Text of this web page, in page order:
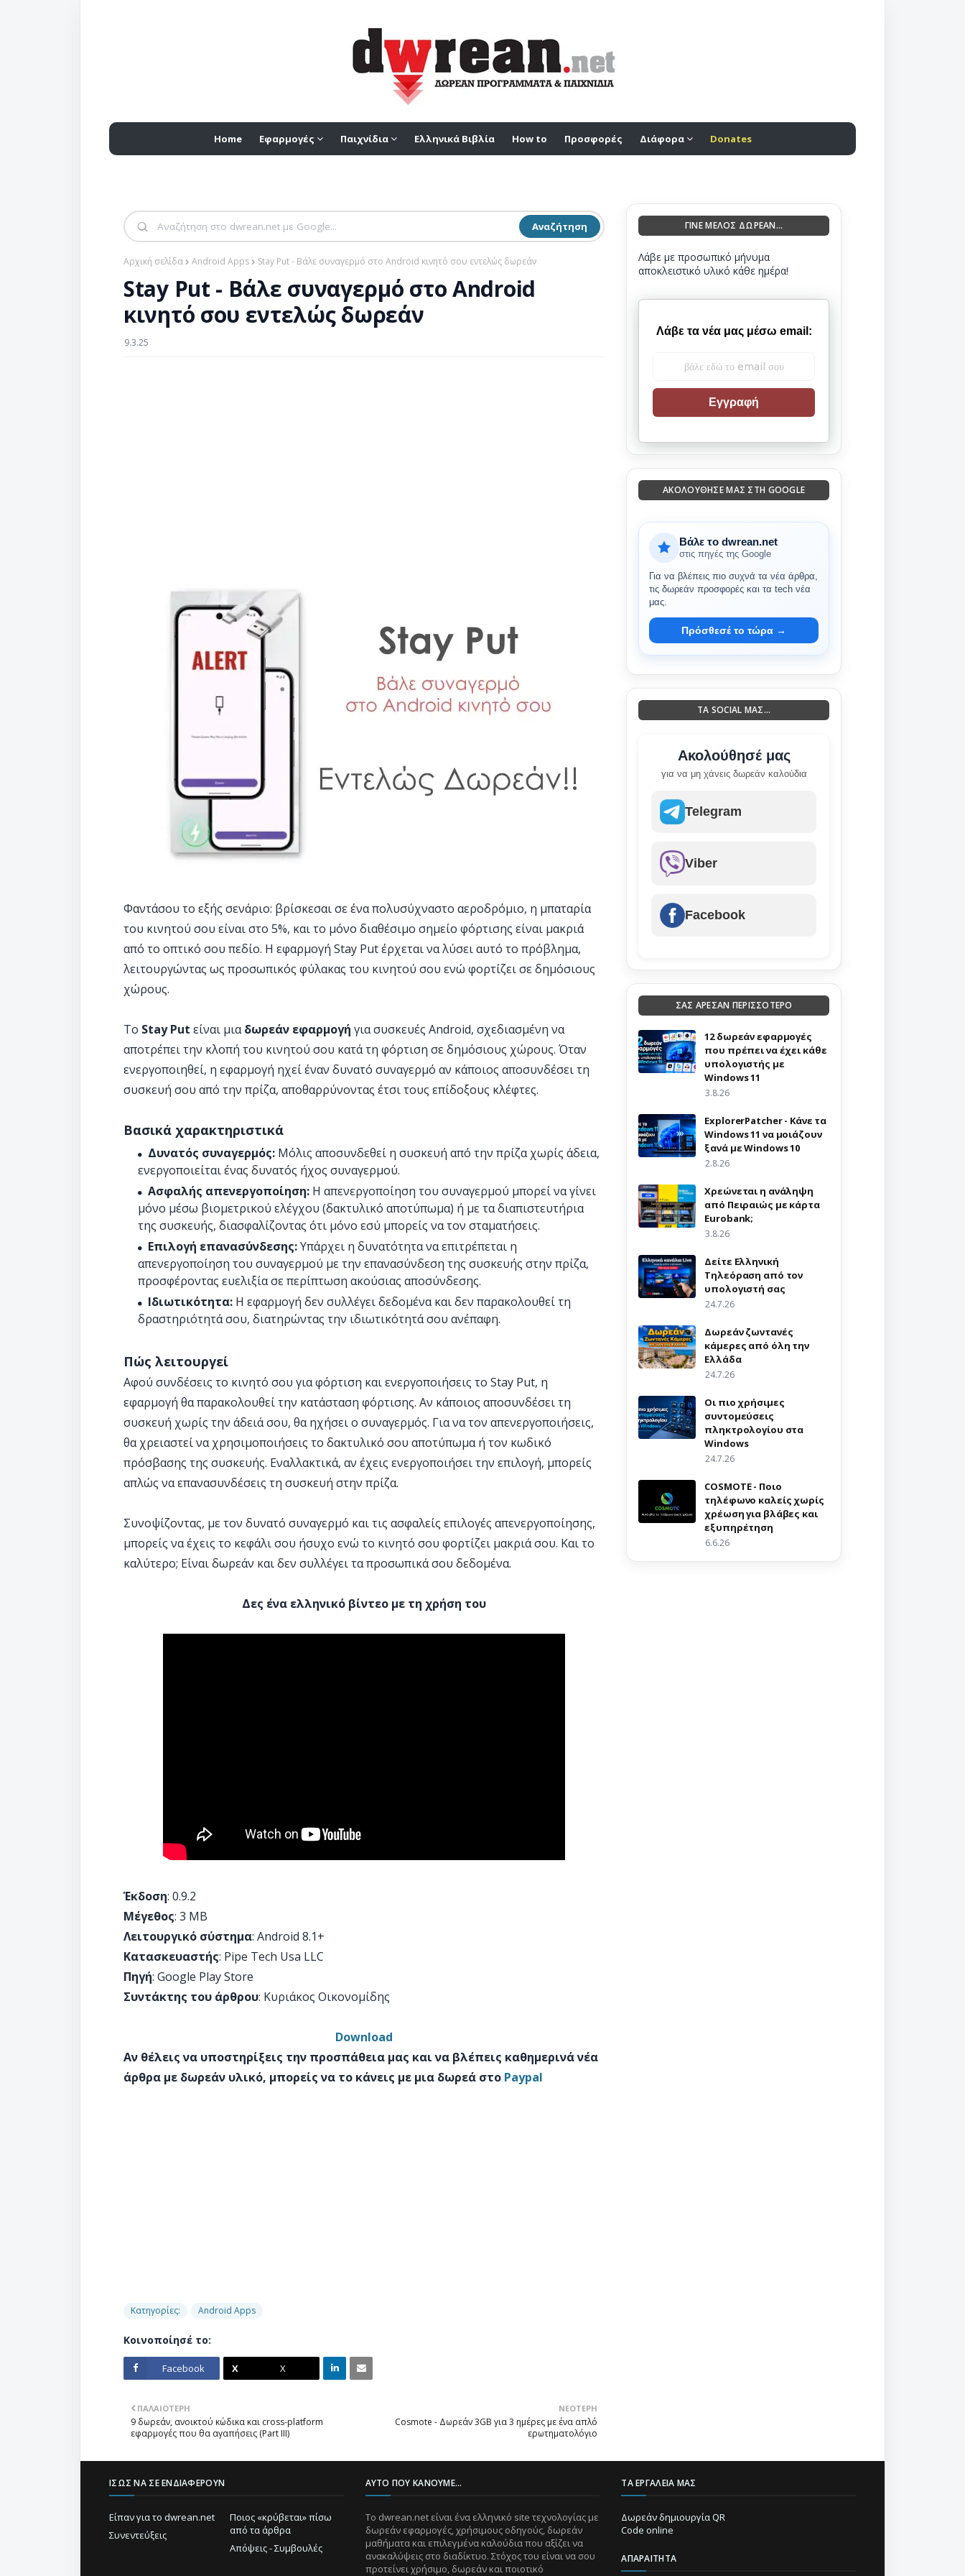
Home Εφαρμογές Παιχνίδια Ελληνικά Βιβλία How to Προσφορές Διάφορα Donates
Αναζήτηση
Αρχική σελίδα Android Apps Stay Put - Βάλε συναγερμό στο Android κινητό σου εντελώς δωρεάν
Stay Put - Βάλε συναγερμό στο Android
κινητό σου εντελώς δωρεάν
9.3.25
Φαντάσου το εξής σενάριο: βρίσκεσαι σε ένα πολυσύχναστο αεροδρόμιο, η μπαταρία
του κινητού σου είναι στο 5%, και το μόνο διαθέσιμο σημείο φόρτισης είναι μακριά
από το οπτικό σου πεδίο. Η εφαρμογή Stay Put έρχεται να λύσει αυτό το πρόβλημα,
λειτουργώντας ως προσωπικός φύλακας του κινητού σου ενώ φορτίζει σε δημόσιους
χώρους.​
Το Stay Put είναι μιαδωρεάν εφαρμογή για συσκευές Android, σχεδιασμένη να
αποτρέπει την κλοπή του κινητού σου κατά τη φόρτιση σε δημόσιους χώρους. Όταν
ενεργοποιηθεί, η εφαρμογή ηχεί έναν δυνατό συναγερμό αν κάποιος αποσυνδέσει τη
συσκευή σου από την πρίζα, αποθαρρύνοντας έτσι τους επίδοξους κλέφτες. ​
Βασικά χαρακτηριστικά
Δυνατός συναγερμός: Μόλις αποσυνδεθεί η συσκευή από την πρίζα χωρίς άδεια,
ενεργοποιείται ένας δυνατός ήχος συναγερμού.​
Ασφαλής απενεργοποίηση: Η απενεργοποίηση του συναγερμού μπορεί να γίνει
μόνο μέσω βιομετρικού ελέγχου (δακτυλικό αποτύπωμα) ή με τα διαπιστευτήρια
της συσκευής, διασφαλίζοντας ότι μόνο εσύ μπορείς να τον σταματήσεις.​
Επιλογή επανασύνδεσης:Υπάρχει η δυνατότητα να επιτρέπεται η
απενεργοποίηση του συναγερμού με την επανασύνδεση της συσκευής στην πρίζα,
προσφέροντας ευελιξία σε περίπτωση ακούσιας αποσύνδεσης.​
Ιδιωτικότητα: Η εφαρμογή δεν συλλέγει δεδομένα και δεν παρακολουθεί τη
δραστηριότητά σου, διατηρώντας την ιδιωτικότητά σου ανέπαφη.​
Πώς λειτουργεί
Αφού συνδέσεις το κινητό σου για φόρτιση και ενεργοποιήσεις το Stay Put, η
εφαρμογή θα παρακολουθεί την κατάσταση φόρτισης. Αν κάποιος αποσυνδέσει τη
συσκευή χωρίς την άδειά σου, θα ηχήσει ο συναγερμός. Για να τον απενεργοποιήσεις,
θα χρειαστεί να χρησιμοποιήσεις το δακτυλικό σου αποτύπωμα ή τον κωδικό
πρόσβασης της συσκευής. Εναλλακτικά, αν έχεις ενεργοποιήσει την επιλογή, μπορείς
απλώς να επανασυνδέσεις τη συσκευή στην πρίζα.​
Συνοψίζοντας, με τον δυνατό συναγερμό και τις ασφαλείς επιλογές απενεργοποίησης,
μπορείς να έχεις το κεφάλι σου ήσυχο ενώ το κινητό σου φορτίζει μακριά σου. Και το
καλύτερο; Είναι δωρεάν και δεν συλλέγει τα προσωπικά σου δεδομένα.
Δες ένα ελληνικό βίντεο με τη χρήση του
Έκδοση: 0.9.2
Μέγεθος: 3 MB
Λειτουργικό σύστημα: Android 8.1+
Κατασκευαστής: Pipe Tech Usa LLC
Πηγή: Google Play Store
Συντάκτης του άρθρου: Κυριάκος Οικονομίδης
Download
Αν θέλεις να υποστηρίξεις την προσπάθεια μας και να βλέπεις καθημερινά νέα
άρθρα με δωρεάν υλικό, μπορείς να το κάνεις με μια δωρεά στο Paypal
Κατηγορίες: Android Apps
Κοινοποίησέ το:
Facebook
X
ΝΕΌΤΕΡΗ
Cosmote - Δωρεάν 3GB για 3 ημέρες με ένα απλό
ερωτηματολόγιο
ΠΑΛΑΙΌΤΕΡΗ
9 δωρεάν, ανοικτού κώδικα και cross-platform
εφαρμογές που θα αγαπήσεις (Part III)
ΓΙΝΕ ΜΕΛΟΣ ΔΩΡΕΑΝ...
Λάβε με προσωπικό μήνυμα
αποκλειστικό υλικό κάθε ημέρα!
Λάβε τα νέα μας μέσω email:
Εγγραφή
ΑΚΟΛΟΎΘΗΣΈ ΜΑΣ ΣΤΗ GOOGLE
Βάλε το dwrean.net
στις πηγές της Google
Για να βλέπεις πιο συχνά τα νέα άρθρα,
τις δωρεάν προσφορές και τα tech νέα
μας.
Πρόσθεσέ το τώρα →
ΤΑ SOCIAL ΜΑΣ...
Ακολούθησέ μας
για να μη χάνεις δωρεάν καλούδια
Telegram
Viber
Facebook
ΣΑΣ ΑΡΕΣΑΝ ΠΕΡΙΣΣΟΤΕΡΟ
12 δωρεάν εφαρμογές
που πρέπει να έχει κάθε
υπολογιστής με
Windows 11
3.8.26
ExplorerPatcher - Κάνε τα
Windows 11 να μοιάζουν
ξανά με Windows 10
2.8.26
Χρεώνεται η ανάληψη
από Πειραιώς με κάρτα
Eurobank;
3.8.26
Δείτε Ελληνική
Τηλεόραση από τον
υπολογιστή σας
24.7.26
Δωρεάν ζωντανές
κάμερες από όλη την
Ελλάδα
24.7.26
Οι πιο χρήσιμες
συντομεύσεις
πληκτρολογίου στα
Windows
24.7.26
COSMOTE - Ποιο
τηλέφωνο καλείς χωρίς
χρέωση για βλάβες και
εξυπηρέτηση
6.6.26
ΊΣΩΣ ΝΑ ΣΕ ΕΝΔΙΑΦΈΡΟΥΝ
Είπαν για το dwrean.net
Ποιος «κρύβεται» πίσω
από τα άρθρα
Συνεντεύξεις
Απόψεις - Συμβουλές
ΑΥΤΌ ΠΟΥ ΚΆΝΟΥΜΕ...
Το dwrean.net είναι ένα ελληνικό site τεχνολογίας με
δωρεάν εφαρμογές, χρήσιμους οδηγούς, δωρεάν
μαθήματα και επιλεγμένα καλούδια που αξίζει να
ανακαλύψεις στο διαδίκτυο. Στόχος του είναι να σου
προτείνει χρήσιμο, δωρεάν και ποιοτικό
ΤΑ ΕΡΓΑΛΕΊΑ ΜΑΣ
Δωρεάν δημιουργία QR
Code online
ΑΠΑΡΑΊΤΗΤΑ